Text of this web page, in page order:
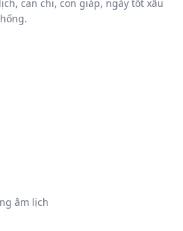
can chi, con giáp, ngày tốt xấu
âm lịch